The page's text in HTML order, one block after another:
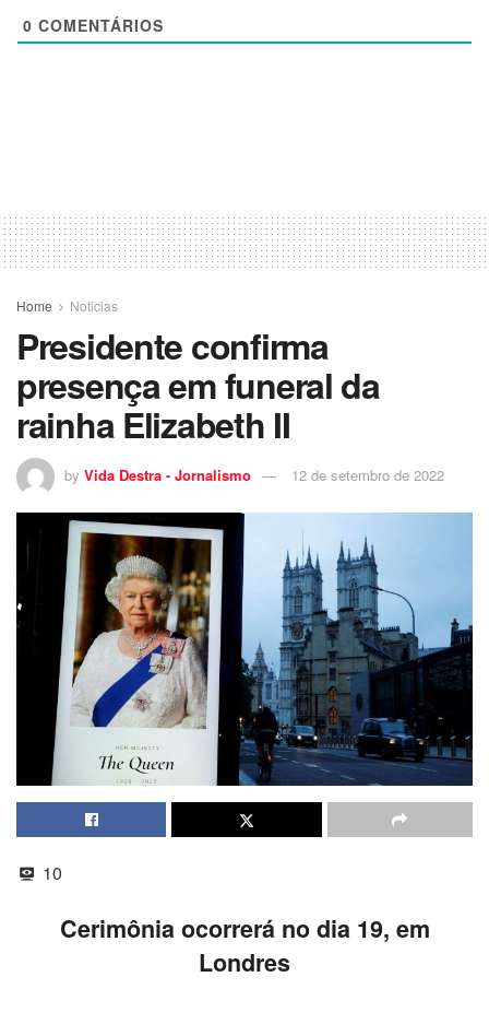
0 COMENTÁRIOS
Home Noticias
Presidente confirma
presença em funeral da
rainha Elizabeth II
by Vida Destra - Jornalismo 12 de setembro de 2022
10
Cerimônia ocorrerá no dia 19, em
Londres